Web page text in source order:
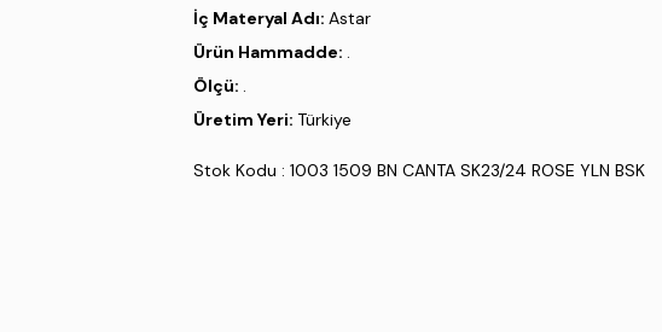
İç Materyal Adı: Astar
Ürün Hammadde: .
Ölçü: .
Üretim Yeri: Türkiye
Stok Kodu : 1003 1509 BN CANTA SK23/24 ROSE YLN BSK